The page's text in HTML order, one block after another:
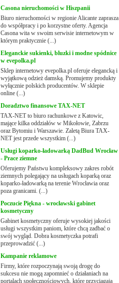
Casona nieruchomości w Hiszpanii
Biuro nieruchomości w regionie Alicante zaprasza
do współpracy i po korzystne oferty. Agencja
Casona wita w swoim serwisie internetowym w
którym praktycznie (...)
Eleganckie sukienki, bluzki i modne spódnice
w evepolka.pl
Sklep internetowy evepolka.pl oferuje elegancką i
wyjątkową odzież damską. Promujemy produkty
wyłącznie polskich producentów. W sklepie
online (...)
Doradztwo finansowe TAX-NET
TAX-NET to biuro rachunkowe z Katowic,
mające kilka oddziałów w Mikołowie, Zabrzu
oraz Bytomiu i Warszawie. Zaletą Biura TAX-
NET jest przede wszystkim (...)
Usługi koparko-ładowarką DadBud Wrocław
- Prace ziemne
Oferujemy Państwu kompleksowy zakres robót
ziemnych polegający na usługach koparką oraz
koparko-ładowarką na terenie Wrocławia oraz
poza granicami. (...)
Poczucie Piękna - wrocławski gabinet
kosmetyczny
Gabinet kosmetyczny oferuje wysokiej jakości
usługi wszystkim paniom, które chcą zadbać o
swój wygląd. Dobra kosmetyczka potrafi
przeprowadzić (...)
Kampanie reklamowe
Firmy, które rozpoczynają swoją drogę do
sukcesu nie mogą zapomnieć o działaniach na
portalach społecznościowych, które przyciągają